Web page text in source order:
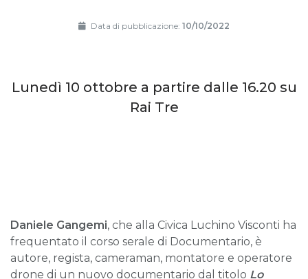
Data di pubblicazione: 10/10/2022
Lunedì 10 ottobre a partire dalle 16.20 su
Rai Tre
Daniele Gangemi, che alla Civica Luchino Visconti ha
frequentato il corso serale di Documentario, è
autore, regista, cameraman, montatore e operatore
drone di un nuovo documentario dal titolo Lo